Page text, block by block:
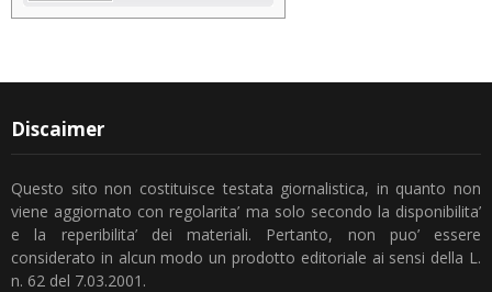
Discaimer
Questo sito non costituisce testata giornalistica, in quanto non
viene aggiornato con regolarita’ ma solo secondo la disponibilita’
e la reperibilita’ dei materiali. Pertanto, non puo’ essere
considerato in alcun modo un prodotto editoriale ai sensi della L.
n. 62 del 7.03.2001.